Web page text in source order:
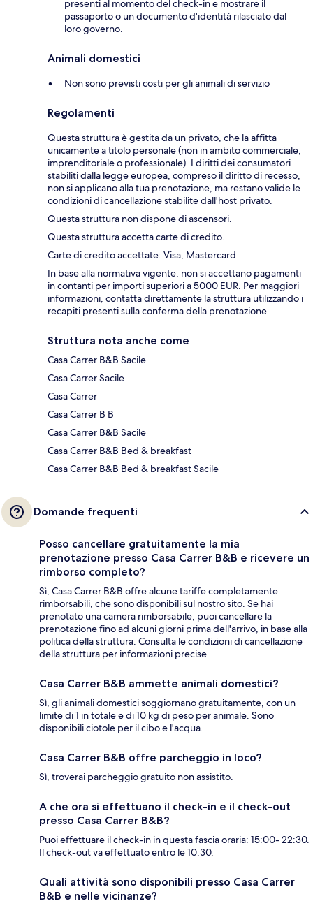
presenti al momento del check-in e mostrare il
passaporto o un documento d'identità rilasciato dal
loro governo.
Animali domestici
Non sono previsti costi per gli animali di servizio
Regolamenti
Questa struttura è gestita da un privato, che la affitta
unicamente a titolo personale (non in ambito commerciale,
imprenditoriale o professionale). I diritti dei consumatori
stabiliti dalla legge europea, compreso il diritto di recesso,
non si applicano alla tua prenotazione, ma restano valide le
condizioni di cancellazione stabilite dall'host privato.
Questa struttura non dispone di ascensori.
Questa struttura accetta carte di credito.
Carte di credito accettate: Visa, Mastercard
In base alla normativa vigente, non si accettano pagamenti
in contanti per importi superiori a 5000 EUR. Per maggiori
informazioni, contatta direttamente la struttura utilizzando i
recapiti presenti sulla conferma della prenotazione.
Struttura nota anche come
Casa Carrer B&B Sacile
Casa Carrer Sacile
Casa Carrer
Casa Carrer B B
Casa Carrer B&B Sacile
Casa Carrer B&B Bed & breakfast
Casa Carrer B&B Bed & breakfast Sacile
Domande frequenti
Posso cancellare gratuitamente la mia
prenotazione presso Casa Carrer B&B e ricevere un
rimborso completo?
Sì, Casa Carrer B&B offre alcune tariffe completamente
rimborsabili, che sono disponibili sul nostro sito. Se hai
prenotato una camera rimborsabile, puoi cancellare la
prenotazione fino ad alcuni giorni prima dell'arrivo, in base alla
politica della struttura. Consulta le condizioni di cancellazione
della struttura per informazioni precise.
Casa Carrer B&B ammette animali domestici?
Sì, gli animali domestici soggiornano gratuitamente, con un
limite di 1 in totale e di 10 kg di peso per animale. Sono
disponibili ciotole per il cibo e l'acqua.
Casa Carrer B&B offre parcheggio in loco?
Sì, troverai parcheggio gratuito non assistito.
A che ora si effettuano il check-in e il check-out
presso Casa Carrer B&B?
Puoi effettuare il check-in in questa fascia oraria: 15:00- 22:30.
Il check-out va effettuato entro le 10:30.
Quali attività sono disponibili presso Casa Carrer
B&B e nelle vicinanze?